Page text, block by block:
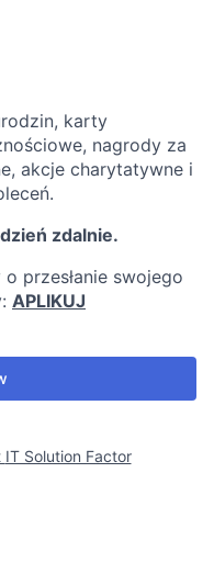
karty
nagrody za
akcje charytatywne i
zdalnie.
przesłanie swojego
APLIKUJ
IT Solution Factor